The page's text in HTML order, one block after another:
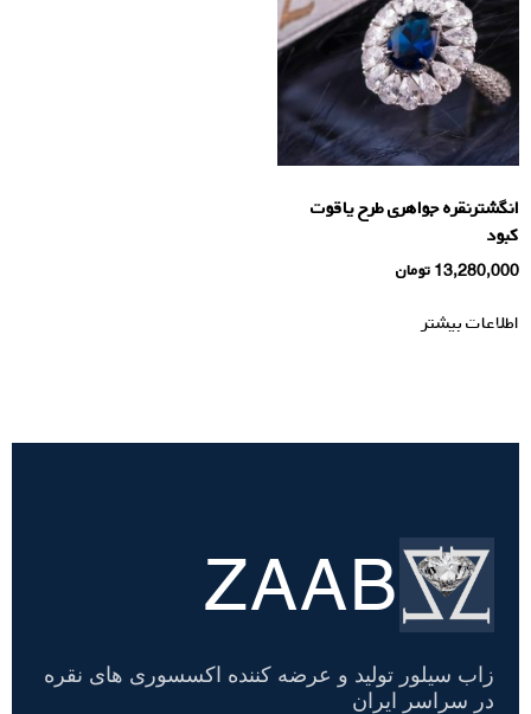
انگشترنقره جواهری طرح یاقوت
کبود
13,280,000 تومان
اطلاعات بیشتر
تسویه
حساب
ZAAB
زاب سیلور تولید و عرضه کننده اکسسوری های نقره
در سراسر ایران